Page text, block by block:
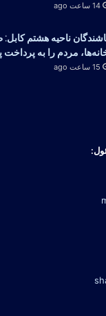
14 ساعت ago
ناحیه هشتم کابل:
مردم را به پرداخت
15 ساعت ago